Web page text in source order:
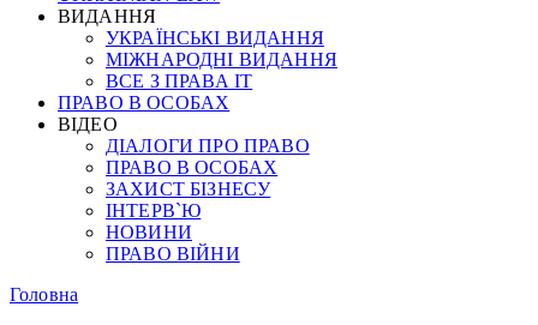
ВИДАННЯ
УКРАЇНСЬКІ ВИДАННЯ
МІЖНАРОДНІ ВИДАННЯ
ВСЕ З ПРАВА ІТ
ПРАВО В ОСОБАХ
ВІДЕО
ДІАЛОГИ ПРО ПРАВО
ПРАВО В ОСОБАХ
ЗАХИСТ БІЗНЕСУ
ІНТЕРВ`Ю
НОВИНИ
ПРАВО ВІЙНИ
Головна